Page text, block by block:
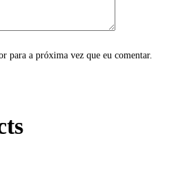
para a próxima vez que eu comentar.